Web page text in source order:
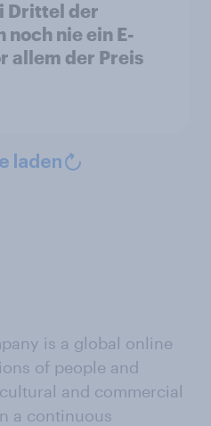
Drittel der
noch nie ein E-
allem der Preis
laden
is a global online
of people and
and commercial
a continuous